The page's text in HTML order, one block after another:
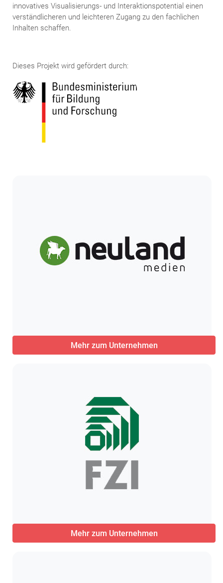
innovatives Visualisierungs- und Interaktionspotential einen
verständlicheren und leichteren Zugang zu den fachlichen
Inhalten schaffen.
Dieses Projekt wird gefördert durch:
Mehr zum Unternehmen
Mehr zum Unternehmen